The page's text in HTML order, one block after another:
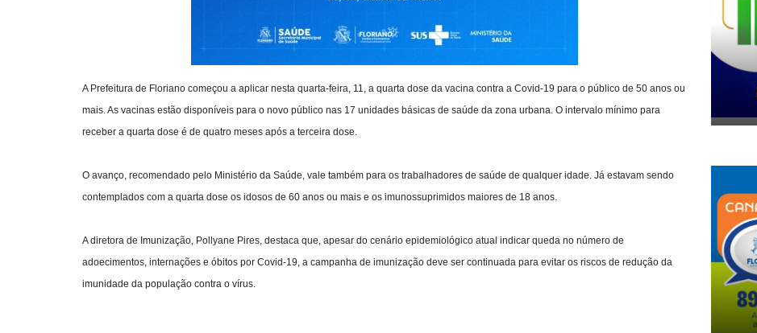
A Prefeitura de Floriano começou a aplicar nesta quarta-feira, 11, a quarta dose da vacina contra a Covid-19 para o público de 50 anos ou
mais. As vacinas estão disponíveis para o novo público nas 17 unidades básicas de saúde da zona urbana. O intervalo mínimo para
receber a quarta dose é de quatro meses após a terceira dose.
O avanço, recomendado pelo Ministério da Saúde, vale também para os trabalhadores de saúde de qualquer idade. Já estavam sendo
contemplados com a quarta dose os idosos de 60 anos ou mais e os imunossuprimidos maiores de 18 anos.
A diretora de Imunização, Pollyane Pires, destaca que, apesar do cenário epidemiológico atual indicar queda no número de
adoecimentos, internações e óbitos por Covid-19, a campanha de imunização deve ser continuada para evitar os riscos de redução da
imunidade da população contra o vírus.